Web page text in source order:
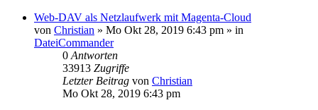
Web-DAV als Netzlaufwerk mit Magenta-Cloud
von Christian » Mo Okt 28, 2019 6:43 pm » in
DateiCommander
0 Antworten
33913 Zugriffe
Letzter Beitrag von Christian
Mo Okt 28, 2019 6:43 pm